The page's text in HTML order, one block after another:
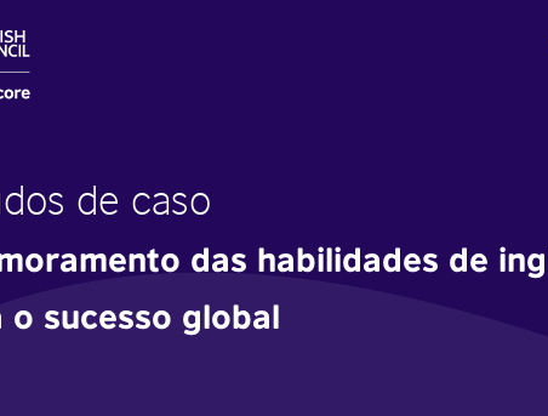
de caso
das habilidades de
o sucesso global